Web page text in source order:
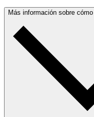
Más información sobre